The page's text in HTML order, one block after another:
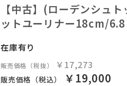
【中古】(ローデンシュ
ットユーリナー18cm/6.8
在庫有り
販売価格（税抜） ￥17,273
販売価格（税込） ￥19,000